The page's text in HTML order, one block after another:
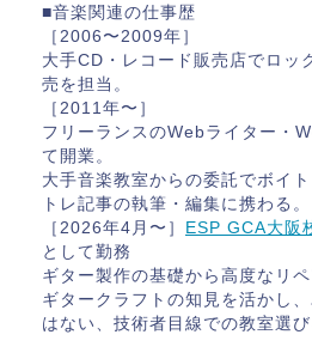
■音楽関連の仕事歴
［2006〜2009年］
大手CD・レコード販売店でロッ
売を担当。
［2011年〜］
フリーランスのWebライター・
て開業。
大手音楽教室からの委託でボイ
トレ記事の執筆・編集に携わる。
［2026年4月〜］
ESP GCA大阪
として勤務
ギター製作の基礎から高度なリ
ギタークラフトの知見を活かし
はない、技術者目線での教室選び